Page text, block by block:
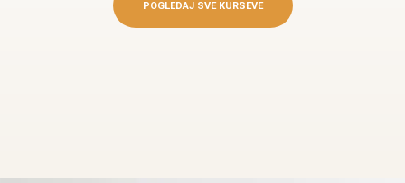
POGLEDAJ SVE KURSEVE